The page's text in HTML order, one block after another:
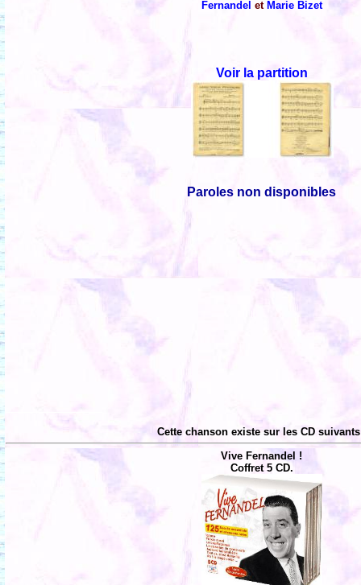
Fernandel et Marie Bizet
Voir la partition
Paroles non disponibles
Cette chanson existe sur les CD
Vive Fernandel !
Coffret 5 CD.